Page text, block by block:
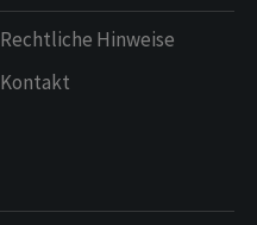
Rechtliche Hinweise
Kontakt